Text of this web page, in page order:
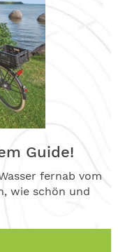
Guide!
fernab vom
wie schön und